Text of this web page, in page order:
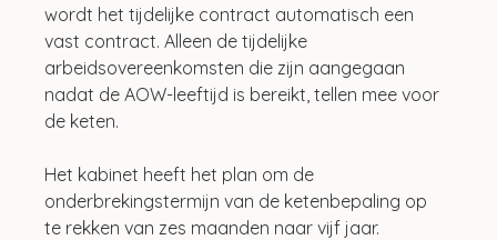
wordt het tijdelijke contract automatisch een
vast contract. Alleen de tijdelijke
arbeidsovereenkomsten die zijn aangegaan
nadat de AOW-leeftijd is bereikt, tellen mee voor
de keten.
Het kabinet heeft het plan om de
onderbrekingstermijn van de ketenbepaling op
te rekken van zes maanden naar vijf jaar.